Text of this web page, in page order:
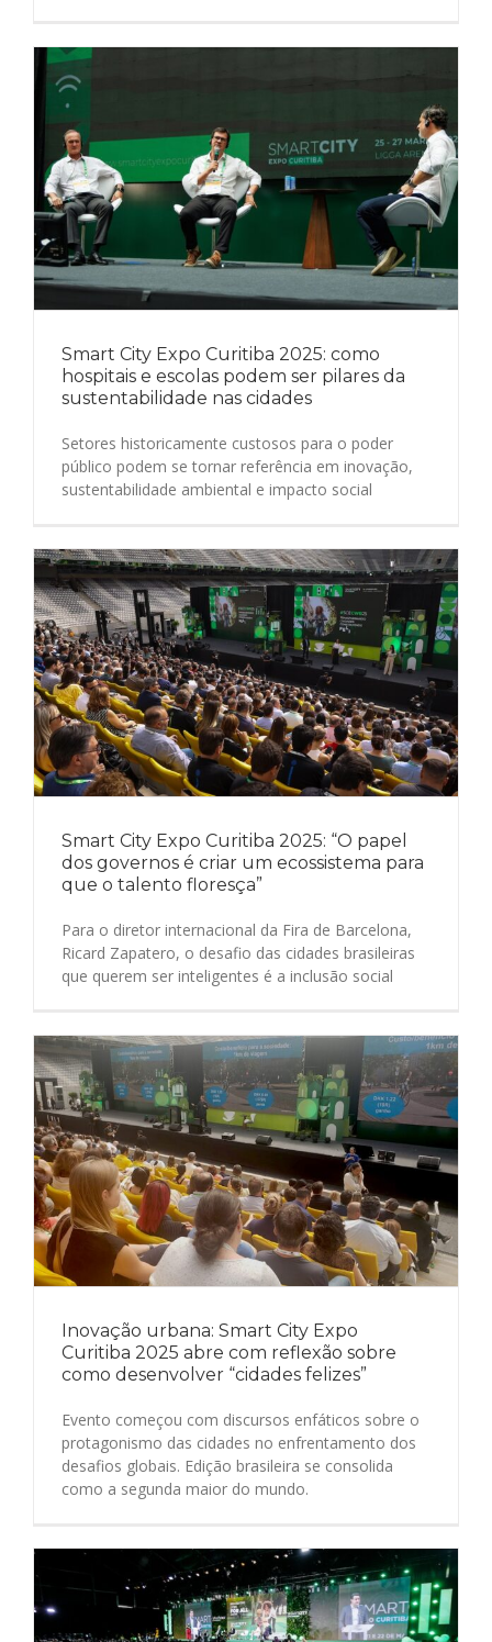
Smart City Expo Curitiba 2025: como
hospitais e escolas podem ser pilares da
sustentabilidade nas cidades
Setores historicamente custosos para o poder
público podem se tornar referência em inovação,
sustentabilidade ambiental e impacto social
Smart City Expo Curitiba 2025: “O papel
dos governos é criar um ecossistema para
que o talento floresça”
Para o diretor internacional da Fira de Barcelona,
Ricard Zapatero, o desafio das cidades brasileiras
que querem ser inteligentes é a inclusão social
Inovação urbana: Smart City Expo
Curitiba 2025 abre com reflexão sobre
como desenvolver “cidades felizes”
Evento começou com discursos enfáticos sobre o
protagonismo das cidades no enfrentamento dos
desafios globais. Edição brasileira se consolida
como a segunda maior do mundo.